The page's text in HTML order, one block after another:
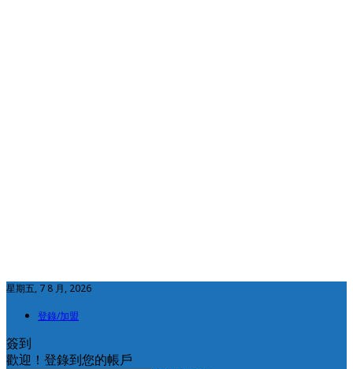
星期五, 7 8 月, 2026
登錄/加盟
簽到
歡迎！登錄到您的帳戶